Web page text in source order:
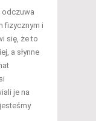
odczuwa
fizycznym i
się, że to
a słynne
je na